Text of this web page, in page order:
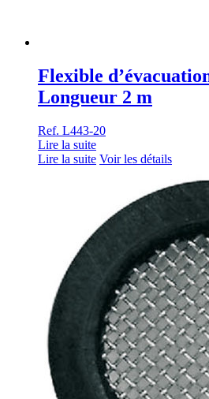
Flexible
Longueur 2 m
Ref. L443-20
Lire la suite
Lire la suite Voir les détails